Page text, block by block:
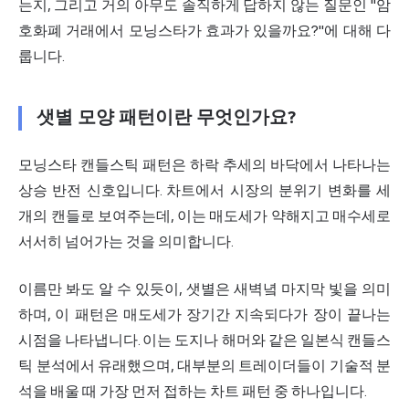
는지, 그리고 거의 아무도 솔직하게 답하지 않는 질문인 "암
호화폐 거래에서 모닝스타가 효과가 있을까요?"에 대해 다
룹니다.
샛별 모양 패턴이란 무엇인가요?
모닝스타 캔들스틱 패턴은 하락 추세의 바닥에서 나타나는
상승 반전 신호입니다. 차트에서 시장의 분위기 변화를 세
개의 캔들로 보여주는데, 이는 매도세가 약해지고 매수세로
서서히 넘어가는 것을 의미합니다.
이름만 봐도 알 수 있듯이, 샛별은 새벽녘 마지막 빛을 의미
하며, 이 패턴은 매도세가 장기간 지속되다가 장이 끝나는
시점을 나타냅니다. 이는 도지나 해머와 같은 일본식 캔들스
틱 분석에서 유래했으며, 대부분의 트레이더들이 기술적 분
석을 배울 때 가장 먼저 접하는 차트 패턴 중 하나입니다.